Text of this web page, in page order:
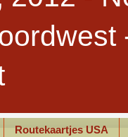
Routekaartjes USA